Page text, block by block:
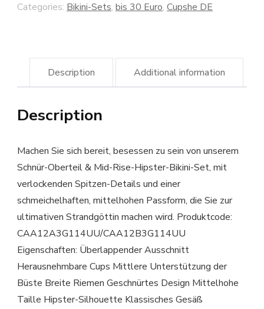
Categories: Bikini-Sets, bis 30 Euro, Cupshe DE
Description Additional information
Description
Machen Sie sich bereit, besessen zu sein von unserem
Schnür-Oberteil & Mid-Rise-Hipster-Bikini-Set, mit
verlockenden Spitzen-Details und einer
schmeichelhaften, mittelhohen Passform, die Sie zur
ultimativen Strandgöttin machen wird. Produktcode:
CAA12A3G114UU/CAA12B3G114UU
Eigenschaften: Überlappender Ausschnitt
Herausnehmbare Cups Mittlere Unterstützung der
Büste Breite Riemen Geschnürtes Design Mittelhohe
Taille Hipster-Silhouette Klassisches Gesäß